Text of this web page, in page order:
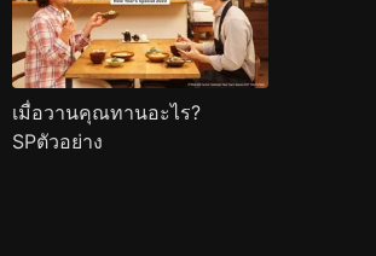
เมื่อวานคุณทานอะไร?
SPตัวอย่าง